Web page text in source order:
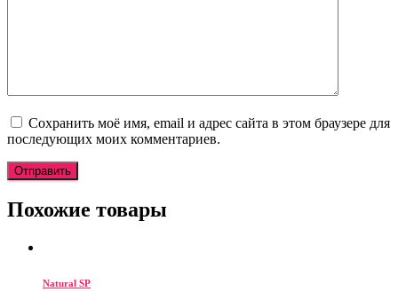
Сохранить моё имя, email и адрес сайта в этом браузере для
последующих моих комментариев.
Похожие товары
Natural SP